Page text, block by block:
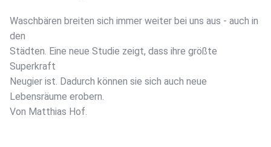
Waschbären breiten sich immer weiter bei uns aus - auch in
den
Städten. Eine neue Studie zeigt, dass ihre größte
Superkraft
Neugier ist. Dadurch können sie sich auch neue
Lebensräume erobern.
Von Matthias Hof.